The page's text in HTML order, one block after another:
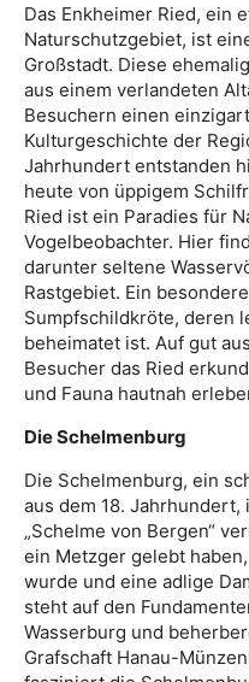
Das Enkheimer Ried, ein
Naturschutzgebiet, ist
Großstadt. Diese
aus einem verlandeten
Besuchern einen
Kulturgeschichte der
Jahrhundert entstanden
heute von üppigem
Ried ist ein Paradies für
Vogelbeobachter. Hier
darunter seltene
Rastgebiet. Ein
Sumpfschildkröte, deren
beheimatet ist. Auf gut
Besucher das Ried
und Fauna hautnah
Die Schelmenburg
Die Schelmenburg, ein
aus dem 18.
„Schelme von Bergen“
ein Metzger gelebt
wurde und eine adlige
steht auf den
Wasserburg und
Grafschaft Hanau-